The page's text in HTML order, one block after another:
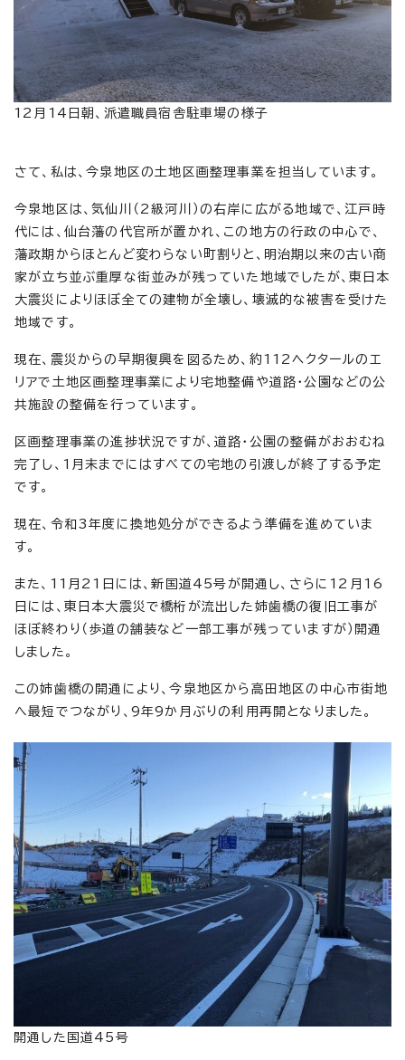
12月14日朝、派遣職員宿舎駐車場の様子
さて、私は、今泉地区の土地区画整理事業を担当しています。
今泉地区は、気仙川（2級河川）の右岸に広がる地域で、江戸時
代には、仙台藩の代官所が置かれ、この地方の行政の中心で、
藩政期からほとんど変わらない町割りと、明治期以来の古い商
家が立ち並ぶ重厚な街並みが残っていた地域でしたが、東日本
大震災によりほぼ全ての建物が全壊し、壊滅的な被害を受けた
地域です。
現在、震災からの早期復興を図るため、約112ヘクタールのエ
リアで土地区画整理事業により宅地整備や道路・公園などの公
共施設の整備を行っています。
区画整理事業の進捗状況ですが、道路・公園の整備がおおむね
完了し、1月末までにはすべての宅地の引渡しが終了する予定
です。
現在、令和3年度に換地処分ができるよう準備を進めていま
す。
また、11月21日には、新国道45号が開通し、さらに12月16
日には、東日本大震災で橋桁が流出した姉歯橋の復旧工事が
ほぼ終わり（歩道の舗装など一部工事が残っていますが）開通
しました。
この姉歯橋の開通により、今泉地区から高田地区の中心市街地
へ最短でつながり、9年9か月ぶりの利用再開となりました。
開通した国道45号